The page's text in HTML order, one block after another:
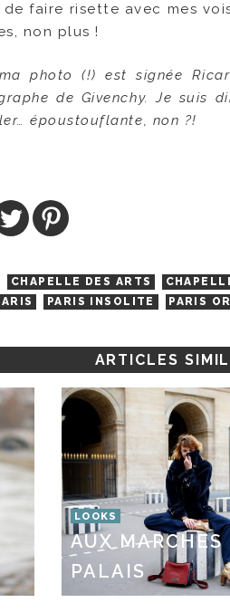
faire risette avec mes
non plus !
photo (!) est signée
de Givenchy. Je
… époustouflante, non ?!
CHAPELLE DES ARTS
PARIS INSOLITE PARIS
ARTICLES
LOOKS
AUX MARCHES
PALAIS